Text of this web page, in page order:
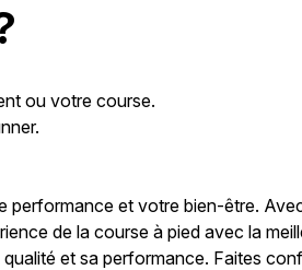
ou votre course.
performance et votre bien-être.
de la course à pied avec la
et sa performance. Faites